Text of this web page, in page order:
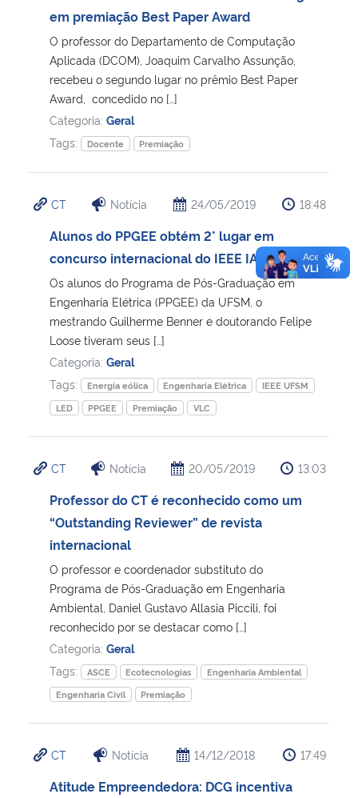
em premiação Best Paper Award
O professor do Departamento de Computação
Aplicada (DCOM), Joaquim Carvalho Assunção,
recebeu o segundo lugar no prêmio Best Paper
Award, concedido no […]
Categoria: Geral
Tags:
Docente Premiação
CT Notícia 24/05/2019 18:48
Alunos do PPGEE obtém 2° lugar em
concurso internacional do IEEE IAS 2019
Os alunos do Programa de Pós-Graduação em
Engenharia Elétrica (PPGEE) da UFSM, o
mestrando Guilherme Benner e doutorando Felipe
Loose tiveram seus […]
Categoria: Geral
Tags:
Energia eólica Engenharia Elétrica
IEEE UFSM
LED
PPGEE Premiação VLC
CT Notícia 20/05/2019 13:03
Professor do CT é reconhecido como um
“Outstanding Reviewer” de revista
internacional
O professor e coordenador substituto do
Programa de Pós-Graduação em Engenharia
Ambiental, Daniel Gustavo Allasia Piccili, foi
reconhecido por se destacar como […]
Categoria: Geral
Tags:
ASCE Ecotecnologias
Engenharia Ambiental
Engenharia Civil
Premiação
CT Notícia 14/12/2018 17:49
Atitude Empreendedora: DCG incentiva